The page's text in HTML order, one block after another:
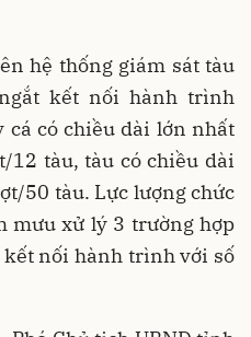
hệ thống giám sát tàu
kết nối hành trình
cá có chiều dài lớn nhất
tàu, tàu có chiều dài
50 tàu. Lực lượng chức
mưu xử lý 3 trường hợp
nối hành trình với số